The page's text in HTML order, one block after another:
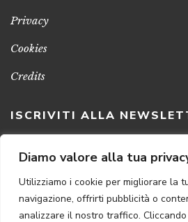
Diamo valore alla tua
Utilizziamo i cookie per migliorare la
navigazione, offrirti pubblicità o
analizzare il nostro traffico. Cliccando
Privacy
Cookies
Credits
ISCRIVITI ALLA
Clicca sul pulsante per ricevere
notizie e promozioni
ISCRIVITI ADESSO